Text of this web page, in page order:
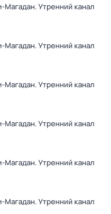
Магадан. Утренний канал
Магадан. Утренний канал
Магадан. Утренний канал
Магадан. Утренний канал
Магадан. Утренний канал
Магадан. Утренний канал